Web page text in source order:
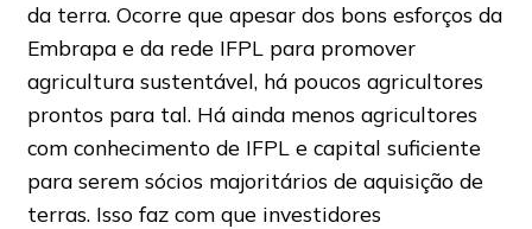
da terra. Ocorre que apesar dos bons esforços da
Embrapa e da rede IFPL para promover
agricultura sustentável, há poucos agricultores
prontos para tal. Há ainda menos agricultores
com conhecimento de IFPL e capital suficiente
para serem sócios majoritários de aquisição de
terras. Isso faz com que investidores